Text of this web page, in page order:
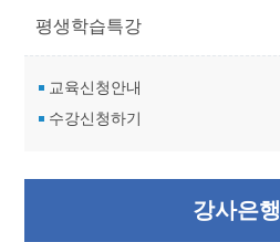
평생학습특강
교육신청안내
수강신청하기
강사은행